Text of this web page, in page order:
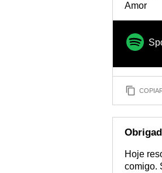
Amor
Hoje
comigo.